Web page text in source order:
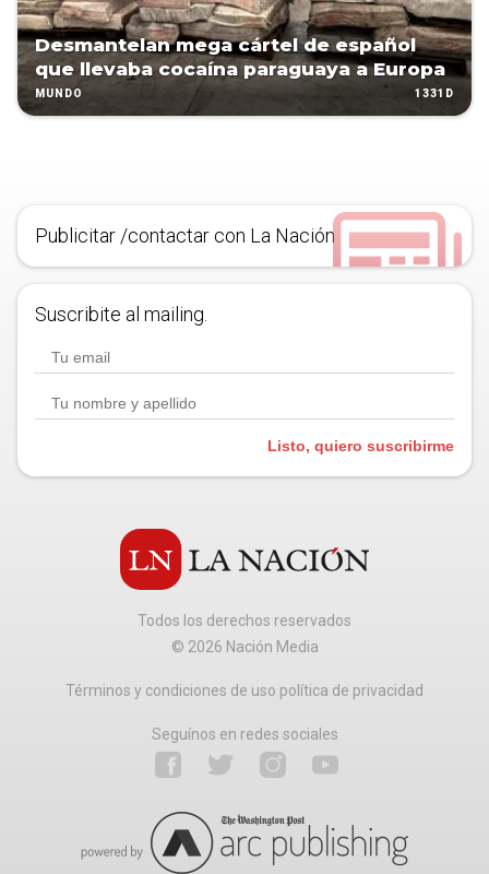
Desmantelan mega cártel de español
que llevaba cocaína paraguaya a Europa
MUNDO 1331D
Publicitar /contactar con La Nación
Suscribite al mailing.
Listo, quiero suscribirme
Todos los derechos reservados
© 2026 Nación Media
Términos y condiciones de uso política de privacidad
Seguínos en redes sociales